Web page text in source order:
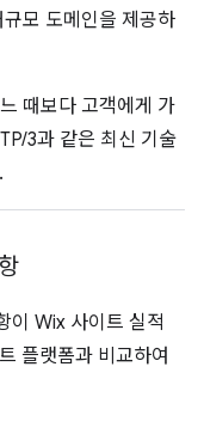
모 도메인을 제공하
때보다 고객에게 가
3과 같은 최신 기술
이 Wix 사이트 실적
플랫폼과 비교하여